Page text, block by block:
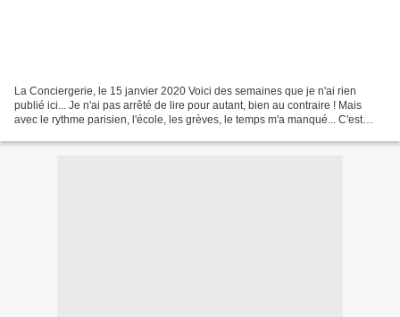
La Conciergerie, le 15 janvier 2020 Voici des semaines que je n'ai rien
publié ici... Je n'ai pas arrêté de lire pour autant, bien au contraire ! Mais
avec le rythme parisien, l'école, les grèves, le temps m'a manqué... C'est